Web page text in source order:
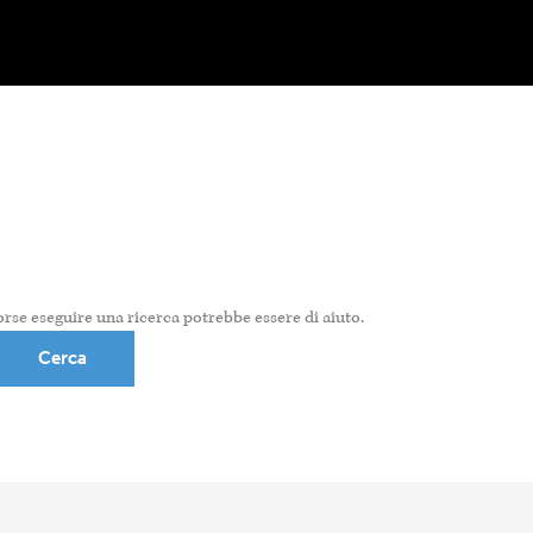
eseguire una ricerca potrebbe essere di aiuto.